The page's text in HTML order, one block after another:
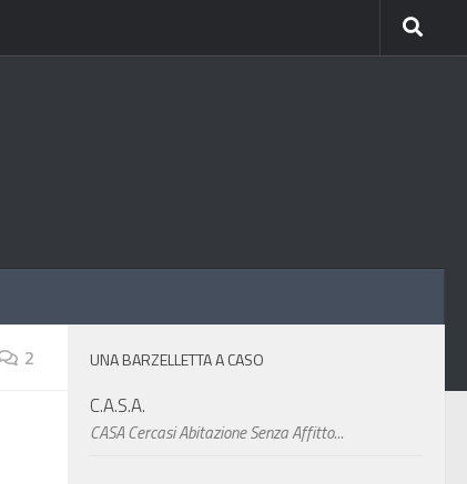
2 UNA BARZELLETTA A CASO
C.A.S.A.
CASA Cercasi Abitazione Senza Affitto...